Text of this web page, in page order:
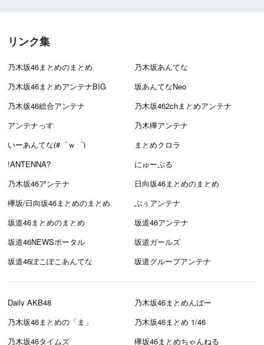
リンク集
乃木坂46まとめのまとめ
乃木坂あんてな
乃木坂46まとめアンテナBIG
坂あんてなNeo
乃木坂46総合アンテナ
乃木坂462chまとめアンテナ
アンテナっす
乃木欅アンテナ
いーあんてな(#゜ｗ゜)
まとめクロラ
!ANTENNA?
にゅーぷる
乃木坂46アンテナ
日向坂46まとめのまとめ
欅坂/日向坂46まとめのまとめ
ぷぅアンテナ
坂道46まとめのまとめ
坂道46アンテナ
坂道46NEWSポータル
坂道ガールズ
坂道46ぽこぽこあんてな
坂道グループアンテナ
Daily AKB48
乃木坂46まとめんばー
乃木坂46まとめの「ま」
乃木坂46まとめ 1/46
乃木坂46タイムズ
欅坂46まとめちゃんねる